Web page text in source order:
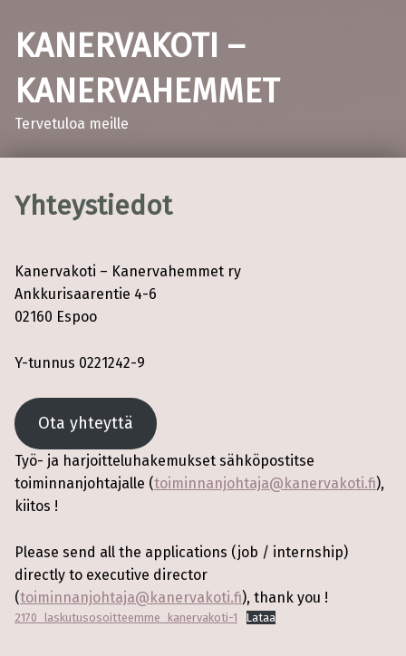
KANERVAKOTI –
KANERVAHEMMET
Tervetuloa meille
Yhteystiedot
Kanervakoti – Kanervahemmet ry
Ankkurisaarentie 4-6
02160 Espoo
Y-tunnus 0221242-9
Ota yhteyttä
Työ- ja harjoitteluhakemukset sähköpostitse
toiminnanjohtajalle (toiminnanjohtaja@kanervakoti.fi),
kiitos !
Please send all the applications (job / internship)
directly to executive director
(toiminnanjohtaja@kanervakoti.fi), thank you !
2170_laskutusosoitteemme_kanervakoti-1 Lataa